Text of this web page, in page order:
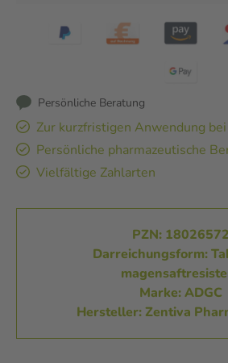
Persönliche Beratung
Zur kurzfristigen Anwendung
Persönliche pharmazeutische
Vielfältige Zahlarten
PZN: 18026572
Darreichungsform:
Marke: ADGC
Hersteller: Zentiva